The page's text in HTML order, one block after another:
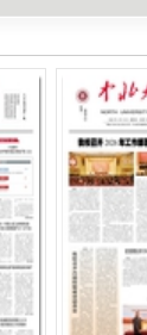
到学科布局、科
能，彰显了思想
织体系筑牢“双一
全局强，堡垒固
骨干队伍，推动
全国重点实验室
坚一线高高飘扬
串联创新链、产
工作室培育计划，